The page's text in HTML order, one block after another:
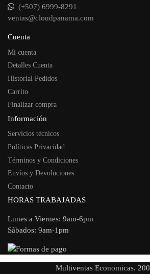
(+507) 6999-8291
ventas@cloudpanama.com
Cuenta
Mi cuenta
Detalles Cuenta
Historial Pedidos
Carrito
Finalizar compra
Información
Servicios técnicos
Políticas Privacidad
Términos y Condiciones
Envíos y Devoluciones
Contacto
HORAS TRABAJADAS
Lunes a Viernes: 9am-6pm
Sábados: 9am-1pm
Multiventas Economicas.